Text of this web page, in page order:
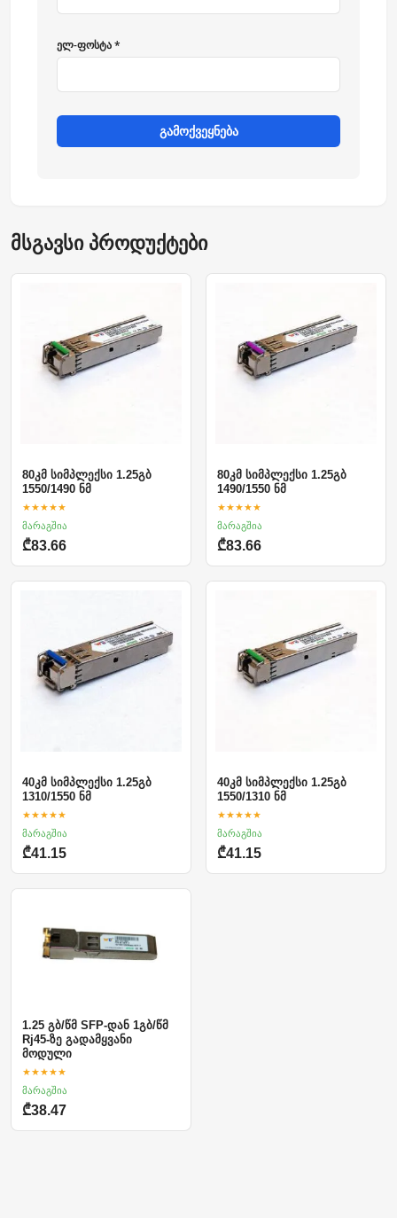
ელ-ფოსტა *
გამოქვეყნება
მსგავსი პროდუქტები
80კმ სიმპლექსი 1.25გბ
1550/1490 ნმ
★★★★★
მარაგშია
₾83.66
80კმ სიმპლექსი 1.25გბ
1490/1550 ნმ
★★★★★
მარაგშია
₾83.66
40კმ სიმპლექსი 1.25გბ
1310/1550 ნმ
★★★★★
მარაგშია
₾41.15
40კმ სიმპლექსი 1.25გბ
1550/1310 ნმ
★★★★★
მარაგშია
₾41.15
1.25 გბ/წმ SFP-დან 1გბ/წმ
Rj45-ზე გადამყვანი
მოდული
★★★★★
მარაგშია
₾38.47